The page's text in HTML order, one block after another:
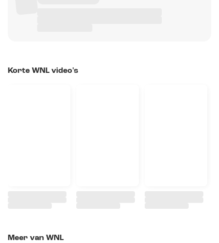
Korte WNL video's
Meer van WNL